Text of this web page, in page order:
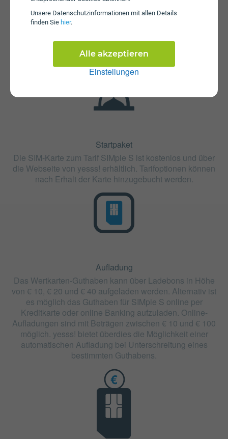
Unsere Daten­schutz­informationen mit allen Details
finden Sie hier.
Einstellungen
Alle akzeptieren
Fristen
Der Tarif SIMple S Jahrestarif ist ohne
Mindestvertragslaufzeit (ohne Bindung) erhältlich.
Startpaket
Die SIM-Karte zum Tarif SIMple S ist kostenlos und über
die Webseite von yesss! erhältlich. Tarifoptionen können
nach Erhalt der Karte hinzugebucht werden.
Aufladung
Das Wertkarten-Guthaben kann über Ladebons in Höhe
von € 10, € 20 und € 40 aufgeladen werden. Alternativ ist
es möglich das Guthaben für SIMple S online per
Kreditkarte oder online Banking aufzuladen. Online-
Aufladungen sind mit Beträgen zwischen € 10 und € 100
möglich. yesss! bietet überdies die Möglichkeit einer
automatischen Aufladung bei Unterschreitung eines
bestimmten Guthabens.